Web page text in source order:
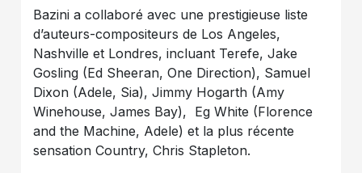
Bazini a collaboré avec une prestigieuse liste
d’auteurs-compositeurs de Los Angeles,
Nashville et Londres, incluant Terefe, Jake
Gosling (Ed Sheeran, One Direction), Samuel
Dixon (Adele, Sia), Jimmy Hogarth (Amy
Winehouse, James Bay), Eg White (Florence
and the Machine, Adele) et la plus récente
sensation Country, Chris Stapleton.